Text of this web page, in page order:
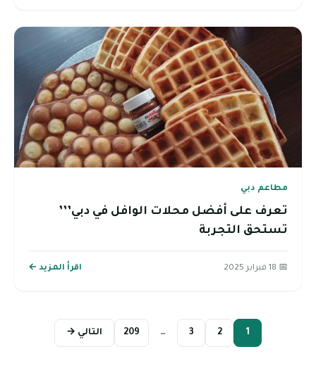
مطاعم دبي
تعرف على أفضل محلات الوافل في دبي’’’
تستحق التجربة
📅 18 فبراير 2025 اقرأ المزيد ←
1
2
3
…
209 التالي →